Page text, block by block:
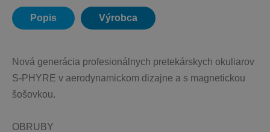
Popis Výrobca
Nová generácia profesionálnych pretekárskych okuliarov
S-PHYRE v aerodynamickom dizajne a s magnetickou
šošovkou.
OBRUBY